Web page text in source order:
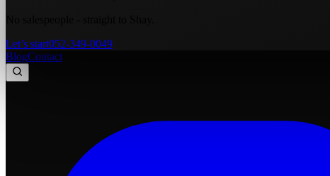
Let’s start052-349-0049
BlogContact